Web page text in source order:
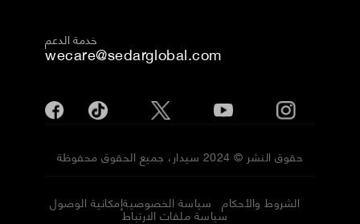
خدمة الدعم
wecare@sedarglobal.com
حقوق النشر © 2024 سيدار، جميع الحقوق محفوظة
إمكانية الوصولسياسة الخصوصية الشروط والأحكام
سياسة ملفات الارتباط